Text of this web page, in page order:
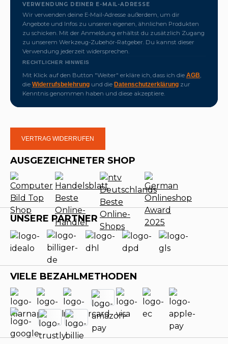
VERWENDUNG DEINER E-MAIL-ADRESSE
Wir verwenden deine E-Mail-Adresse außerdem, um dir
Angebote und Infos zu unseren eigenen, ähnlichen Produkten
zu schicken. Mit der Anmeldung erhältst du zusätzlich Zugang
zu unserem Werkzeug-Zubehör-Ratgeber. Du kannst dieser
Verwendung jederzeit widersprechen.
RECHTLICHER HINWEIS
Mit Klick auf den Button "Weiter" erkläre ich, dass ich die AGB
die Widerrufsbelehrung und die Datenschutzerklärung zur
Kenntnis genommen haben und diese akzeptiere.
VERTRAG WIDERRUFEN
AUSGEZEICHNETER SHOP
UNSERE PARTNER
VIELE BEZAHLMETHODEN